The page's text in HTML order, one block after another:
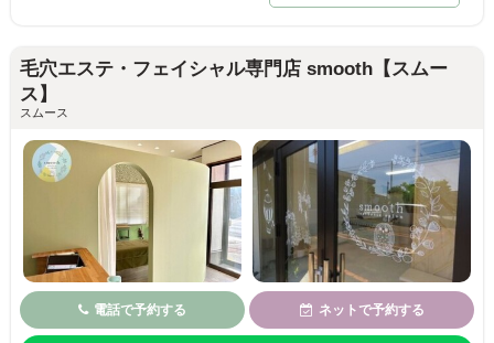
毛穴エステ・フェイシャル専門店 smooth【スムー
ス】
スムース
電話で予約する ネットで予約する